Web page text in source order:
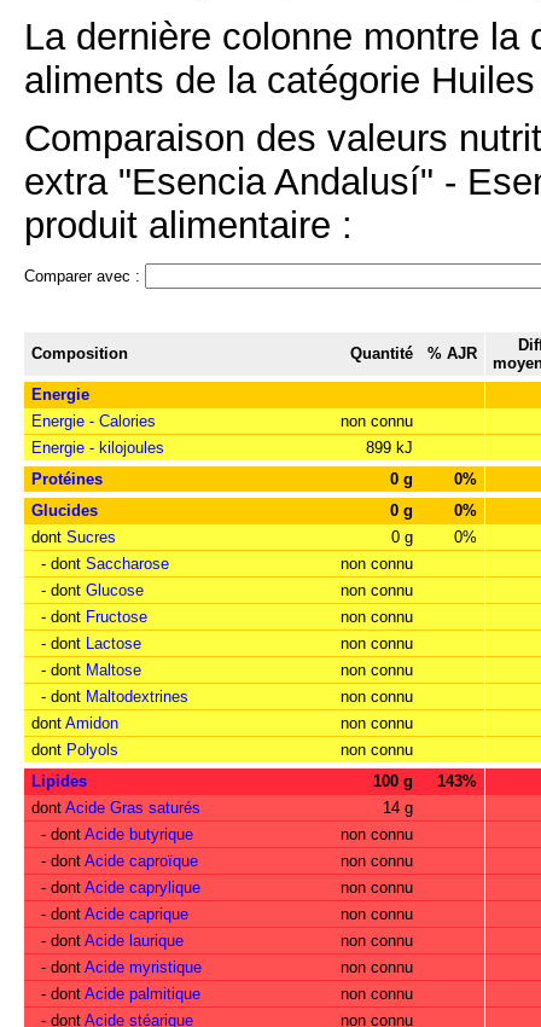
La dernière colonne montre
aliments de la catégorie
Comparaison des valeurs
extra "Esencia Andalusí" -
produit alimentaire :
Comparer avec :
Composition Quantité % AJR
Energie
Energie - Calories
non connu
Energie - kilojoules
899 kJ
Protéines
0 g
0%
Glucides
0 g
0%
dont Sucres 0 g
0%
- dont Saccharose
non connu
- dont Glucose
non connu
- dont Fructose
non connu
- dont Lactose
non connu
- dont Maltose
non connu
- dont Maltodextrines
non connu
dont Amidon
non connu
dont Polyols
non connu
Lipides
100 g
143%
dont Acide Gras saturés
14 g
- dont Acide butyrique
non connu
- dont Acide caproïque
non connu
- dont Acide caprylique
non connu
- dont Acide caprique
non connu
- dont Acide laurique
non connu
- dont Acide myristique
non connu
- dont Acide palmitique
non connu
- dont Acide stéarique non connu